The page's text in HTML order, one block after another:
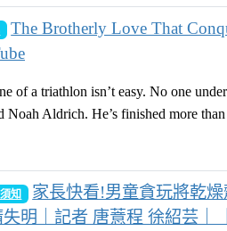
The Brotherly Love That
of a triathlon isn’t easy. No one
Noah Aldrich. He’s finished more
知
家長快看!男童貪玩將乾
明｜記者 唐薏程 徐紹芸｜